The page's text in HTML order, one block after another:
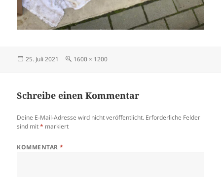
Veröffentlicht
25. Juli 2021 Originalgröße
1600 × 1200
Schreibe einen Kommentar
Deine E-Mail-Adresse wird nicht veröffentlicht. Erforderliche Felder
sind mit* markiert
KOMMENTAR*